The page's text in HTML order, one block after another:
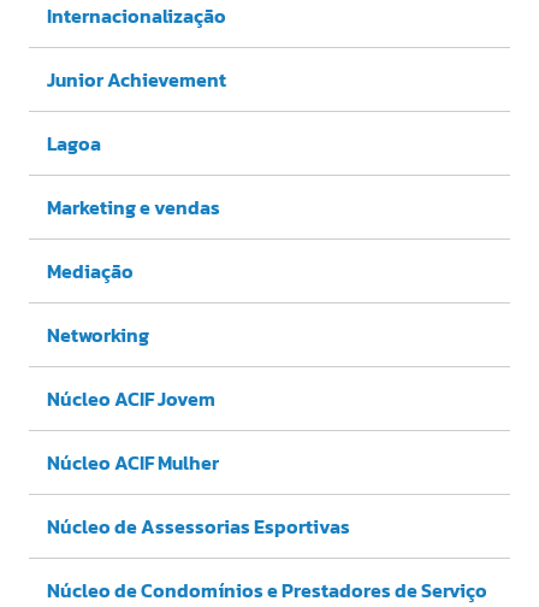
Internacionalização
Junior Achievement
Lagoa
Marketing e vendas
Mediação
Networking
Núcleo ACIF Jovem
Núcleo ACIF Mulher
Núcleo de Assessorias Esportivas
Núcleo de Condomínios e Prestadores de Serviço